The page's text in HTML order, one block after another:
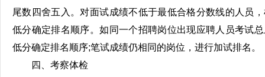
尾数四舍五入。对面试成绩不低于最低合格分数线的人员
低分确定排名顺序。如同一个招聘岗位出现应聘人员考试
低分确定排名顺序;笔试成绩仍相同的岗位，进行加试排名。
四、考察体检